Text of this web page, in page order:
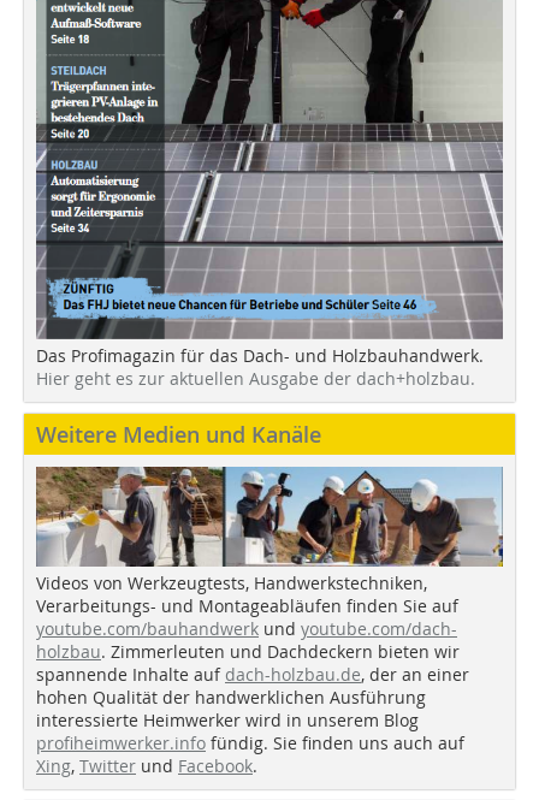
Das Profimagazin für das Dach- und Holzbauhandwerk.
Hier geht es zur aktuellen Ausgabe der dach+holzbau.
Weitere Medien und Kanäle
Videos von Werkzeugtests, Handwerkstechniken,
Verarbeitungs- und Montageabläufen finden Sie auf
youtube.com/bauhandwerk und youtube.com/dach-
holzbau. Zimmerleuten und Dachdeckern bieten wir
spannende Inhalte auf dach-holzbau.de, der an einer
hohen Qualität der handwerklichen Ausführung
interessierte Heimwerker wird in unserem Blog
profiheimwerker.info fündig. Sie finden uns auch auf
Xing, Twitter und Facebook.